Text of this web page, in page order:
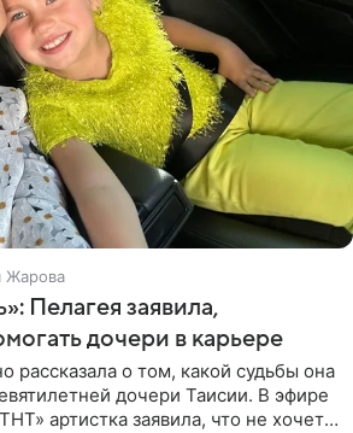
Жарова
Пелагея заявила,
дочери в карьере
рассказала о том, какой судьбы она
дочери Таисии. В эфире
артистка заявила, что не хочет